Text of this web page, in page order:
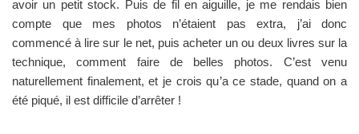
avoir un petit stock. Puis de fil en aiguille, je me rendais bien
compte que mes photos n’étaient pas extra, j’ai donc
commencé à lire sur le net, puis acheter un ou deux livres sur la
technique, comment faire de belles photos. C’est venu
naturellement finalement, et je crois qu’a ce stade, quand on a
été piqué, il est difficile d’arrêter !